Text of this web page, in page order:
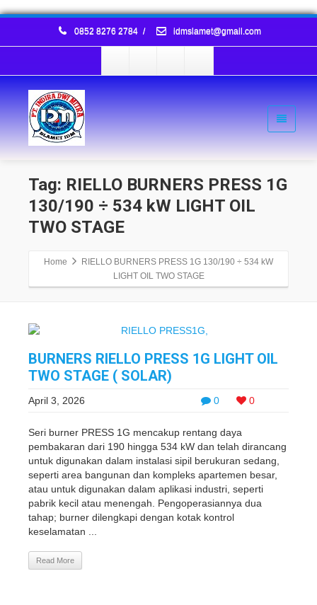
0852 8276 2784 / idmslamet@gmail.com
Tag: RIELLO BURNERS PRESS 1G
130/190 ÷ 534 kW LIGHT OIL
TWO STAGE
Home
RIELLO BURNERS PRESS 1G 130/190 ÷ 534 kW
LIGHT OIL TWO STAGE
BURNERS RIELLO PRESS 1G LIGHT OIL
TWO STAGE ( SOLAR)
0 0
April 3, 2026
Seri burner PRESS 1G mencakup rentang daya
pembakaran dari 190 hingga 534 kW dan telah dirancang
untuk digunakan dalam instalasi sipil berukuran sedang,
seperti area bangunan dan kompleks apartemen besar,
atau untuk digunakan dalam aplikasi industri, seperti
pabrik kecil atau menengah. Pengoperasiannya dua
tahap; burner dilengkapi dengan kotak kontrol
keselamatan ...
Read More